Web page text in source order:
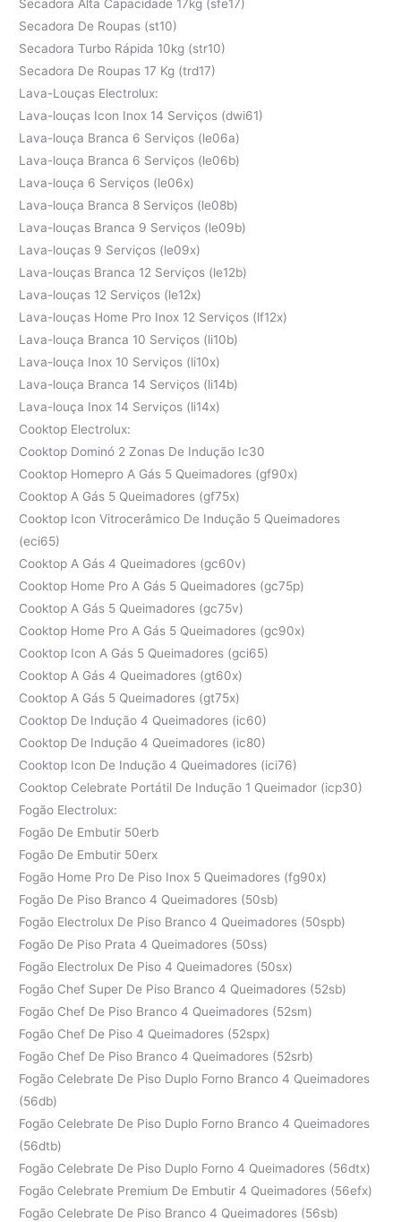
Secadora Alta Capacidade 17kg (sfe17)
Secadora De Roupas (st10)
Secadora Turbo Rápida 10kg (str10)
Secadora De Roupas 17 Kg (trd17)
Lava-Louças Electrolux:
Lava-louças Icon Inox 14 Serviços (dwi61)
Lava-louça Branca 6 Serviços (le06a)
Lava-louça Branca 6 Serviços (le06b)
Lava-louça 6 Serviços (le06x)
Lava-louça Branca 8 Serviços (le08b)
Lava-louças Branca 9 Serviços (le09b)
Lava-louças 9 Serviços (le09x)
Lava-louças Branca 12 Serviços (le12b)
Lava-louças 12 Serviços (le12x)
Lava-louças Home Pro Inox 12 Serviços (lf12x)
Lava-louça Branca 10 Serviços (li10b)
Lava-louça Inox 10 Serviços (li10x)
Lava-louça Branca 14 Serviços (li14b)
Lava-louça Inox 14 Serviços (li14x)
Cooktop Electrolux:
Cooktop Dominó 2 Zonas De Indução Ic30
Cooktop Homepro A Gás 5 Queimadores (gf90x)
Cooktop A Gás 5 Queimadores (gf75x)
Cooktop Icon Vitrocerâmico De Indução 5 Queimadores
(eci65)
Cooktop A Gás 4 Queimadores (gc60v)
Cooktop Home Pro A Gás 5 Queimadores (gc75p)
Cooktop A Gás 5 Queimadores (gc75v)
Cooktop Home Pro A Gás 5 Queimadores (gc90x)
Cooktop Icon A Gás 5 Queimadores (gci65)
Cooktop A Gás 4 Queimadores (gt60x)
Cooktop A Gás 5 Queimadores (gt75x)
Cooktop De Indução 4 Queimadores (ic60)
Cooktop De Indução 4 Queimadores (ic80)
Cooktop Icon De Indução 4 Queimadores (ici76)
Cooktop Celebrate Portátil De Indução 1 Queimador (icp30)
Fogão Electrolux:
Fogão De Embutir 50erb
Fogão De Embutir 50erx
Fogão Home Pro De Piso Inox 5 Queimadores (fg90x)
Fogão De Piso Branco 4 Queimadores (50sb)
Fogão Electrolux De Piso Branco 4 Queimadores (50spb)
Fogão De Piso Prata 4 Queimadores (50ss)
Fogão Electrolux De Piso 4 Queimadores (50sx)
Fogão Chef Super De Piso Branco 4 Queimadores (52sb)
Fogão Chef De Piso Branco 4 Queimadores (52sm)
Fogão Chef De Piso 4 Queimadores (52spx)
Fogão Chef De Piso Branco 4 Queimadores (52srb)
Fogão Celebrate De Piso Duplo Forno Branco 4 Queimadores
(56db)
Fogão Celebrate De Piso Duplo Forno Branco 4 Queimadores
(56dtb)
Fogão Celebrate De Piso Duplo Forno 4 Queimadores (56dtx)
Fogão Celebrate Premium De Embutir 4 Queimadores (56efx)
Fogão Celebrate De Piso Branco 4 Queimadores (56sb)